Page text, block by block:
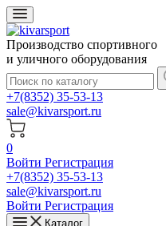
Производство спортивного
и уличного оборудования
+7(8352) 35-53-13
sale@kivarsport.ru
0
Войти Регистрация
+7(8352) 35-53-13
sale@kivarsport.ru
Войти Регистрация
Каталог